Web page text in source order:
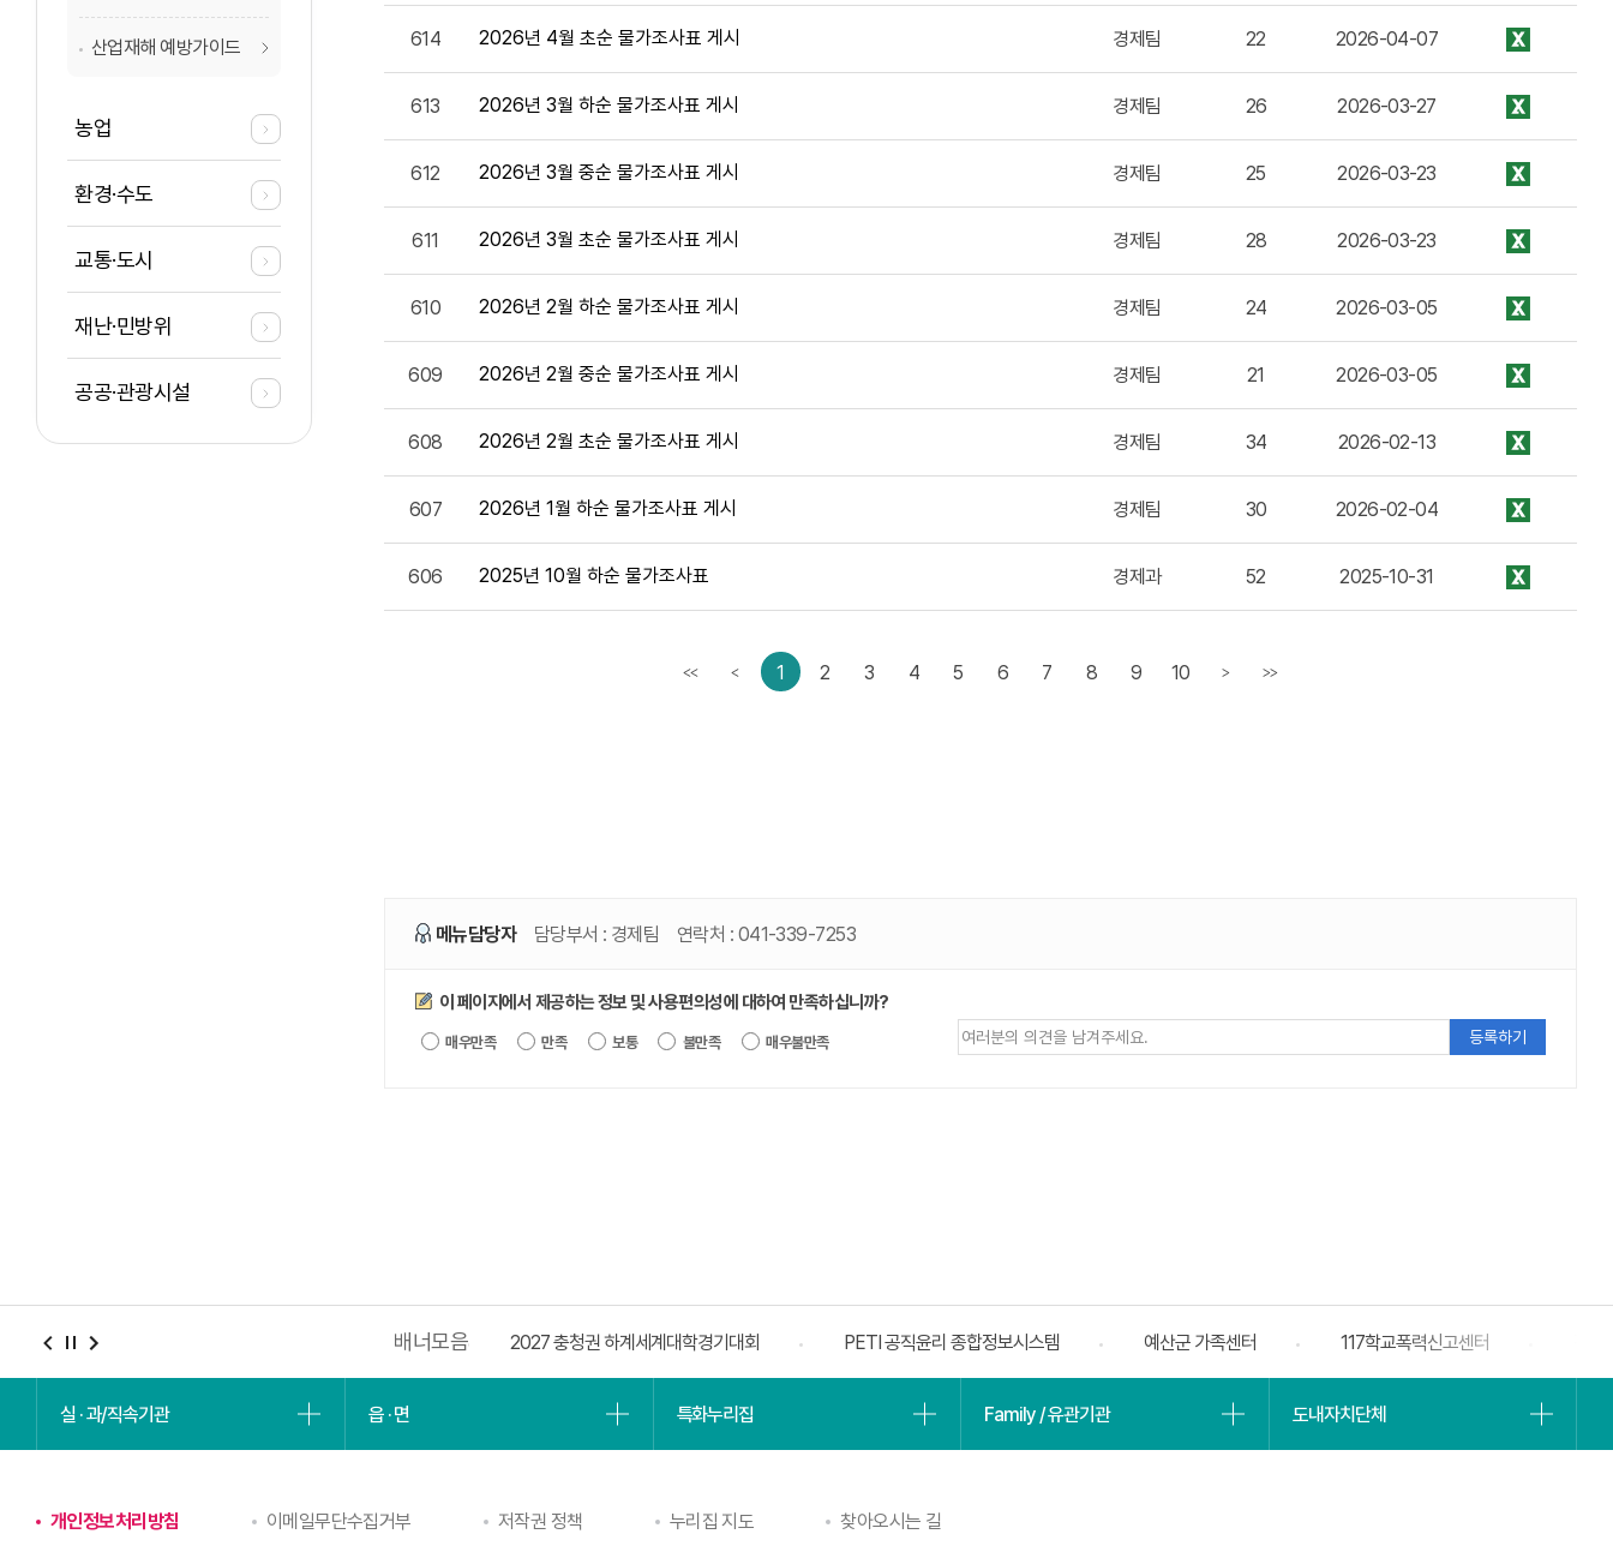
산업재해 예방가이드
농업
환경·수도
교통·도시
재난·민방위
공공·관광시설
614 2026년 4월 초순 물가조사표 게시 경제팀 22 2026-04-07
613 2026년 3월 하순 물가조사표 게시 경제팀 26 2026-03-27
612 2026년 3월 중순 물가조사표 게시 경제팀 25 2026-03-23
611 2026년 3월 초순 물가조사표 게시 경제팀 28 2026-03-23
610 2026년 2월 하순 물가조사표 게시 경제팀 24 2026-03-05
609 2026년 2월 중순 물가조사표 게시 경제팀 21 2026-03-05
608 2026년 2월 초순 물가조사표 게시 경제팀 34 2026-02-13
607 2026년 1월 하순 물가조사표 게시 경제팀 30 2026-02-04
606 2025년 10월 하순 물가조사표 경제과 52 2025-10-31
<<첫번째페이지
<이전페이지
1 2 3 4 5 6 7 8 9 10 >다음페이지
>>마지막페이지
메뉴담당자 담당부서 : 경제팀 연락처 : 041-339-7253
만족도조사
이 페이지에서 제공하는 정보 및 사용편의성에 대하여 만족하십니까?
매우만족 만족 보통 불만족 매우불만족 제공되는 정보에 대한 평가 내용을 등록해주세요
슬
배너모음
정보 공표 충남청년포털 2027 충청권 하계세계대학경기대회 PETI 공직윤리 종합정보시스템 예산군 가족센터 117학교폭력신고센터
실 · 과/직속기관 읍 · 면 특화누리집 Family / 유관기관 도내자치단체
개인정보처리방침 이메일무단수집거부 저작권 정책 누리집 지도 찾아오시는 길